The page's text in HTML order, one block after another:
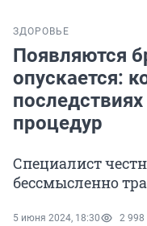
ЗДОРОВЬЕ
Появляются
опускается:
процедур
Специалист
бессмысленно
5 июня 2024, 18:30 2 998